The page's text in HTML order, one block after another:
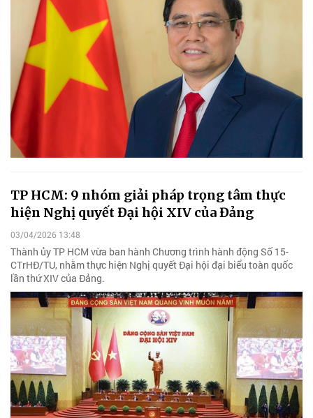
TP HCM: 9 nhóm giải pháp trọng tâm thực
hiện Nghị quyết Đại hội XIV của Đảng
03/04/2026 13:48
Thành ủy TP HCM vừa ban hành Chương trình hành động Số 15-
CTrHĐ/TU, nhằm thực hiện Nghị quyết Đại hội đại biểu toàn quốc
lần thứ XIV của Đảng.